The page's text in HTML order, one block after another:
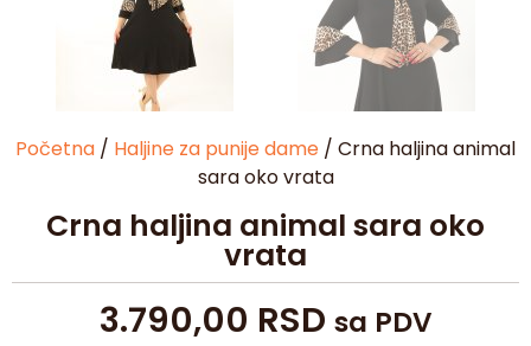
Početna / Haljine za punije dame / Crna haljina animal
sara oko vrata
Crna haljina animal sara oko
vrata
3.790,00 RSD sa PDV